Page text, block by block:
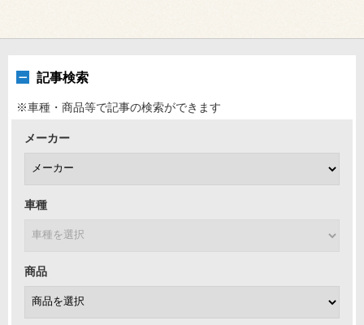
記事検索
※車種・商品等で記事の検索ができます
メーカー
車種
商品